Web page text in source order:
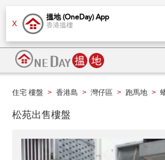
X
搵地 (OneDay) App
香港搵樓
住宅 樓盤 > 香港島 > 灣仔區 > 跑馬地 >
松苑出售樓盤